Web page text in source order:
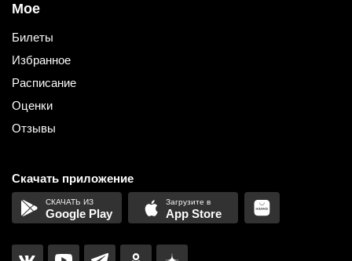
Мое
Билеты
Избранное
Расписание
Оценки
Отзывы
Скачать приложение
Google Play App Store